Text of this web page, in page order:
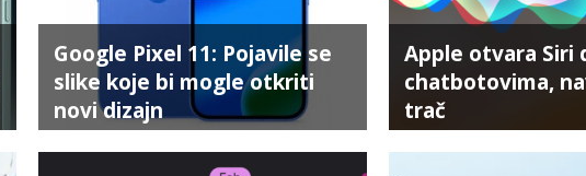
Google Pixel 11: Pojavile se
slike koje bi mogle otkriti
novi dizajn
Apple otvara Siri
chatbotovima,
trač